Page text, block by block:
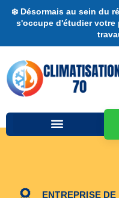
❄️ Désormais au sein du
s'occupe d'étudier votre
ENTREPRISE